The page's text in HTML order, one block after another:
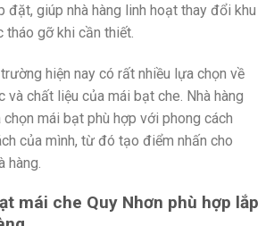
đặt, giúp nhà hàng linh hoạt thay đổi khu
gỡ khi cần thiết.
hiện nay có rất nhiều lựa chọn về
và chất liệu của mái bạt che. Nhà hàng
mái bạt phù hợp với phong cách
của mình, từ đó tạo điểm nhấn cho
hàng.
mái che Quy Nhơn phù hợp lắp